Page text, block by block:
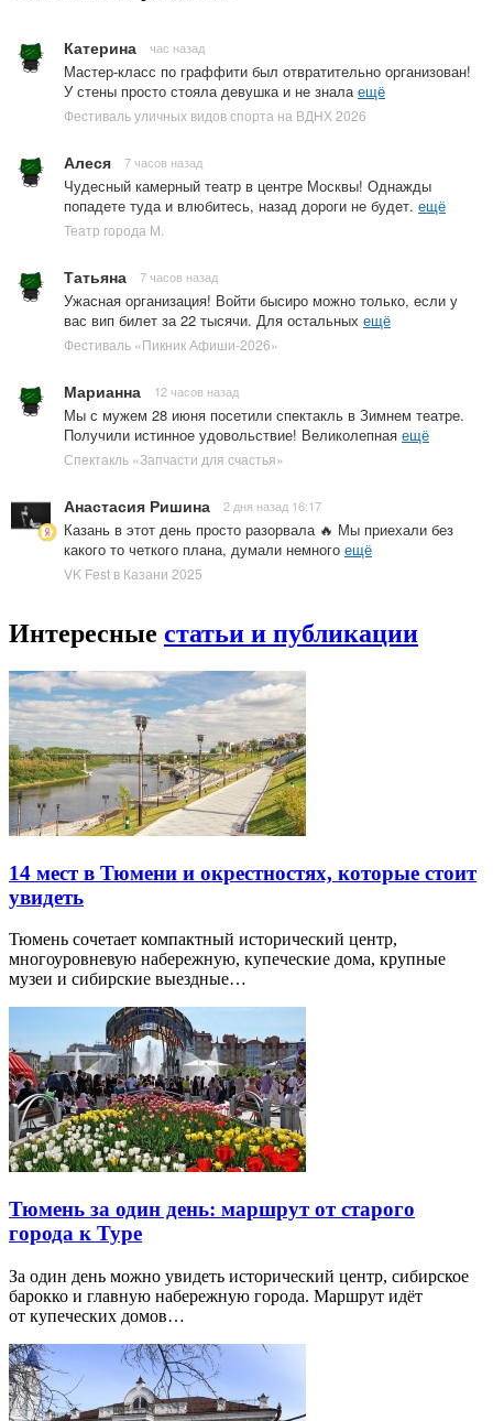
Катерина час назад
Мастер-класс по граффити был отвратительно организован!
У стены просто стояла девушка и не зналаещё
Фестиваль уличных видов спорта на ВДНХ 2026
Алеся 7 часов назад
Чудесный камерный театр в центре Москвы! Однажды
попадете туда и влюбитесь, назад дороги не будет. ещё
Театр города М.
Татьяна 7 часов назад
Ужасная организация! Войти бысиро можно только, если у
вас вип билет за 22 тысячи. Для остальных ещё
Фестиваль «Пикник Афиши-2026»
Марианна 12 часов назад
Мы с мужем 28 июня посетили спектакль в Зимнем театре.
Получили истинное удовольствие! Великолепная ещё
Спектакль «Запчасти для счастья»
Анастасия Ришина 2 дня назад 16:17
Казань в этот день просто разорвала 🔥 Мы приехали без
какого то четкого плана, думали немного ещё
VK Fest в Казани 2025
Интересные статьи и публикации
14 мест в Тюмени и окрестностях, которые стоит
увидеть
Тюмень сочетает компактный исторический центр,
многоуровневую набережную, купеческие дома, крупные
музеи и сибирские выездные…
Тюмень за один день: маршрут от старого
города к Туре
За один день можно увидеть исторический центр, сибирское
барокко и главную набережную города. Маршрут идёт
от купеческих домов…